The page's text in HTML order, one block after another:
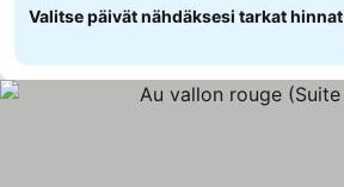
Valitse päivät nähdäksesi tarkat hinnat